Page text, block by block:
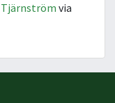
Tjärnströmvia